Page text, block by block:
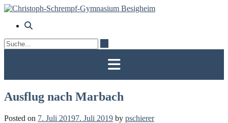
Skip
content
Ausflug nach Marbach
Posted on 7. Juli 20197. Juli 2019 by pschierer